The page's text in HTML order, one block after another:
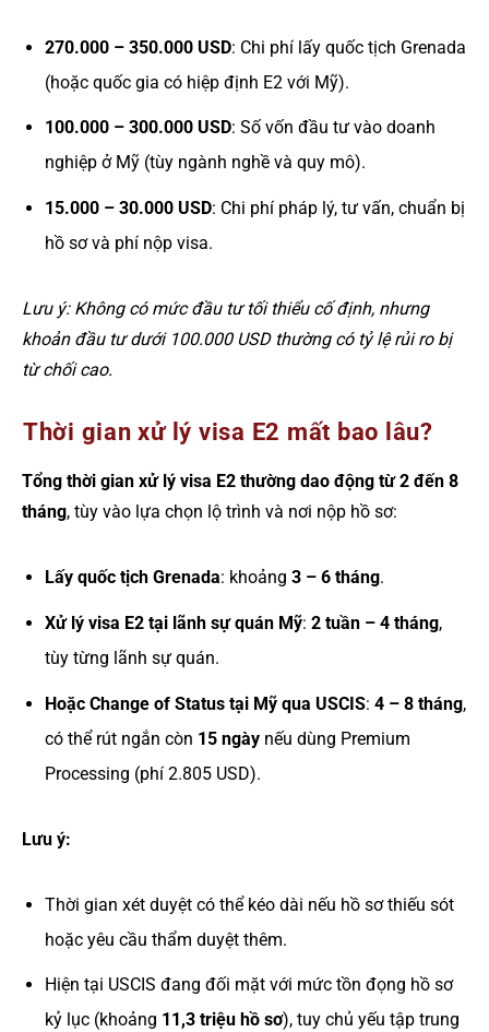
270.000 – 350.000 USD: Chi phí lấy quốc tịch Grenada
(hoặc quốc gia có hiệp định E2 với Mỹ).
100.000 – 300.000 USD: Số vốn đầu tư vào doanh
nghiệp ở Mỹ (tùy ngành nghề và quy mô).
15.000 – 30.000 USD: Chi phí pháp lý, tư vấn, chuẩn bị
hồ sơ và phí nộp visa.
Lưu ý: Không có mức đầu tư tối thiểu cố định, nhưng
khoản đầu tư dưới 100.000 USD thường có tỷ lệ rủi ro bị
từ chối cao.
Thời gian xử lý visa E2 mất bao lâu?
Tổng thời gian xử lý visa E2 thường dao động từ 2 đến 8
tháng, tùy vào lựa chọn lộ trình và nơi nộp hồ sơ:
Lấy quốc tịch Grenada: khoảng 3 – 6 tháng.
Xử lý visa E2 tại lãnh sự quán Mỹ: 2 tuần – 4 tháng,
tùy từng lãnh sự quán.
Hoặc Change of Status tại Mỹ qua USCIS: 4 – 8 tháng,
có thể rút ngắn còn 15 ngàynếu dùng Premium
Processing (phí 2.805 USD).
Lưu ý:
Thời gian xét duyệt có thể kéo dài nếu hồ sơ thiếu sót
hoặc yêu cầu thẩm duyệt thêm.
Hiện tại USCIS đang đối mặt với mức tồn đọng hồ sơ
kỷ lục (khoảng 11,3 triệu hồ sơ), tuy chủ yếu tập trung